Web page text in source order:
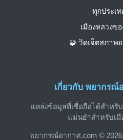
เกี่ยวกับ พยากรณ์
แหล่งข้อมูลที่เชื่อถือได้สำห
แม่นยำสำหรับเมื
พยากรณ์อากาศ.com ©
ทุกประเ
เมืองหลวงข
🧩 วิดเจ็ตสภาพ